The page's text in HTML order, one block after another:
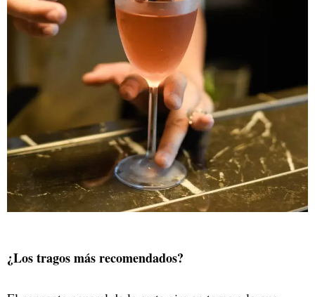
¿Los tragos más recomendados?